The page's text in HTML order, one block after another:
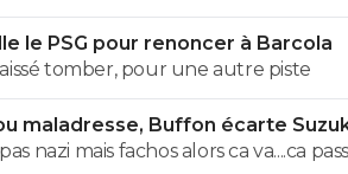
meilleur éléments chaques année
t'auto suffire .. perso non merci je
les meilleurs éléments et
tromper de temps en temps ca
pas les épaules pour L'OM il aurait
nice ou bordeaux pas L'OM ..
le PSG pour renoncer à Barcola
tomber, pour une autre piste
maladresse, Buffon écarte
nazi mais fachos alors ca va....ca